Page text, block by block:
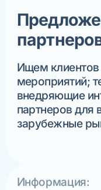
Информация:
Ищем
мероприятий;
внедряющие
партнеров для
зарубежные